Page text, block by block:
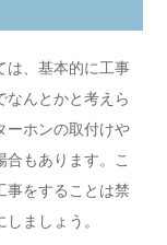
は、基本的に工事
なんとかと考えら
ーホンの取付けや
もあります。こ
事をすることは禁
ましょう。